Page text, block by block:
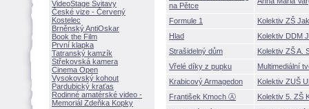
VideoStage Svitavy
České vize - Červený
Kostelec
Brněnský AntiOskar
Book the Film
První klapka
Tatranský kamzík
Střekovská kamera
Cinema Open
Vysokovský kohout
Pardubický kraťas
Rodinné amatérské video -
Memoriál Zdeňka Kopky
na Pětce
Formule 1
Kolektiv ZŠ
Hlad
Kolektiv DDM
Strašidelný dům
Kolektiv ZŠ A.
Vřelé díky z pupku
Multimediální
Krabicový Armagedon
Kolektiv ZUŠ
František Kmoch Ⓐ
Kolektiv 5. ZŠ